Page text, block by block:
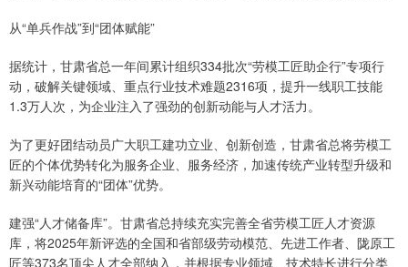
从“单兵作战”到“团体赋能”
据统计，甘肃省总一年间累计组织334批次“劳模工匠助企行”专项行
动，破解关键领域、重点行业技术难题2316项，提升一线职工技能
1.3万人次，为企业注入了强劲的创新动能与人才活力。
为了更好团结动员广大职工建功立业、创新创造，甘肃省总将劳模工
匠的个体优势转化为服务企业、服务经济，加速传统产业转型升级和
新兴动能培育的“团体”优势。
建强“人才储备库”。甘肃省总持续充实完善全省劳模工匠人才资源
库，将2025年新评选的全国和省部级劳动模范、先进工作者、陇原工
匠等373名顶尖人才全部纳入，并根据专业领域、技术特长进行分类